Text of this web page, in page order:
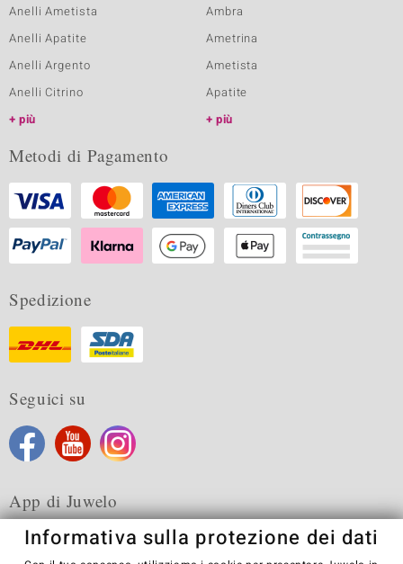
Anelli Ametista
Anelli Apatite
Anelli Argento
Anelli Citrino
più
Ambra
Ametrina
Ametista
Apatite
più
Metodi di Pagamento
Spedizione
Seguici su
App di Juwelo
Informativa sulla protezione dei dati